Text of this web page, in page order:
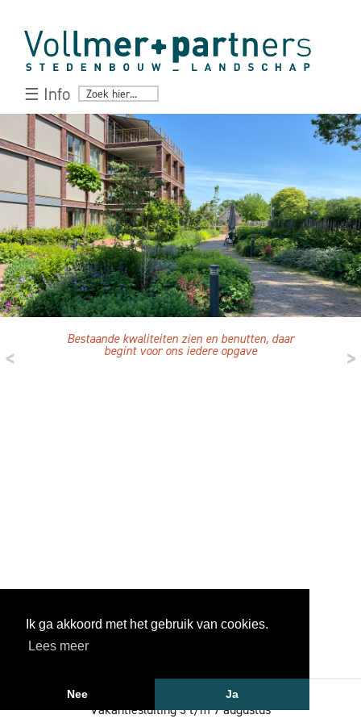
Ik ga akkoord met het gebruik van cookies.
Lees meer
Nee Ja
☰ Info
< >
Bestaande kwaliteiten zien en benutten, daar
begint voor ons iedere opgave
Vollmer+partners: Tel. 033 2851685
Vakantiesluiting 3 t/m 7 augustus